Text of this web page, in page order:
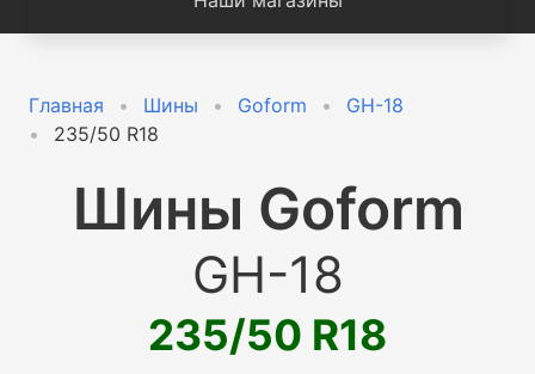
Главная Шины Goform
GH-18
235/50 R18
Шины Goform
GH-18
235/50 R18